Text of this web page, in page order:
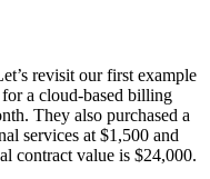
revisit our first example
a cloud-based billing
They also purchased a
services at $1,500 and
contract value is $24,000.